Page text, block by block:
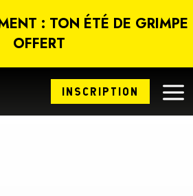
: TON ÉTÉ DE GRIMPE
OFFERT
INSCRIPTION a